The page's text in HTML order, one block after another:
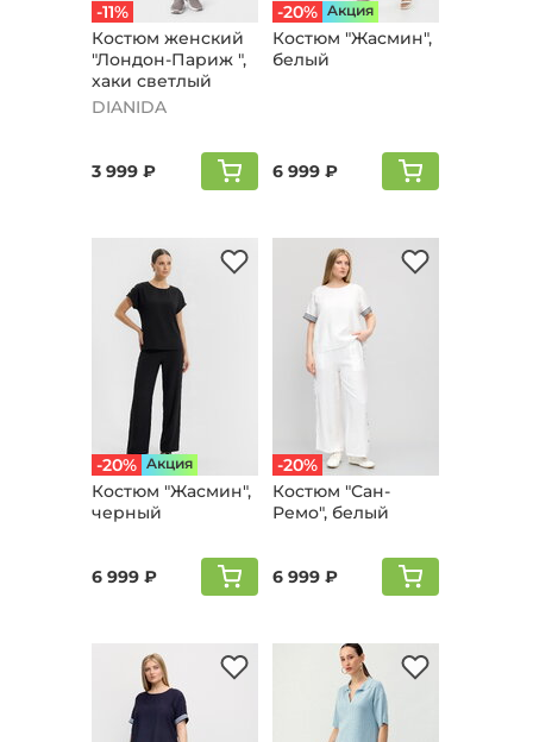
-11%
Костюм женский
"Лондон-Париж ",
хаки светлый
DIANIDA
3 999 ₽
-20% Aкция
Костюм "Жaсмин",
белый
6 999 ₽
-20% Aкция
Костюм "Жaсмин",
черный
6 999 ₽
-20%
Костюм "Сан-
Ремо", белый
6 999 ₽